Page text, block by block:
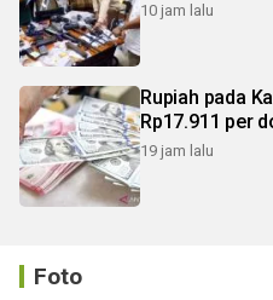
10 jam lalu
Rupiah pada
Rp17.911 per
19 jam lalu
Foto